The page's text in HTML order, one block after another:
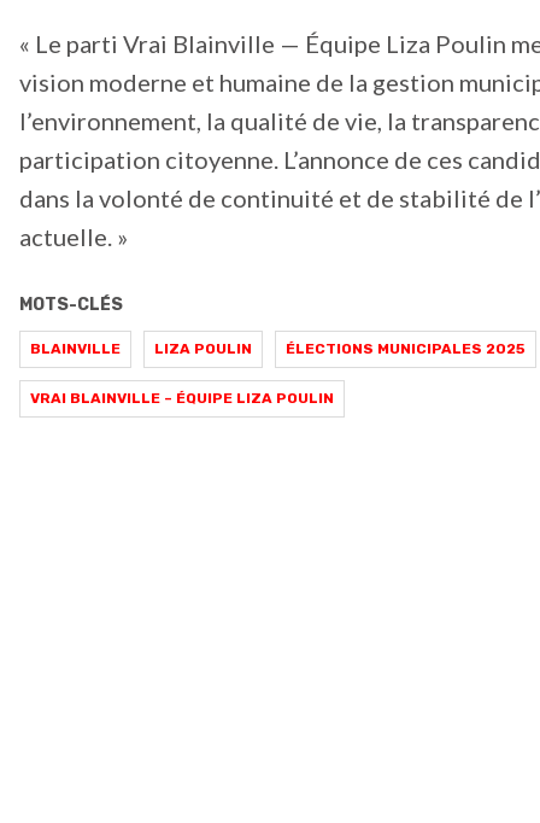
« Le parti Vrai Blainville — Équipe Liza Poulin
vision moderne et humaine de la gestion
l’environnement, la qualité de vie, la
participation citoyenne. L’annonce de ces
dans la volonté de continuité et de stabilité de
actuelle. »
MOTS-CLÉS
BLAINVILLE LIZA POULIN ÉLECTIONS MUNICIPALES 2025
VRAI BLAINVILLE – ÉQUIPE LIZA POULIN